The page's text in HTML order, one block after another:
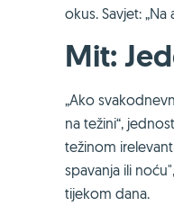
okus. Savjet:
Mit:
„Ako
na težini“,
težinom
spavanja ili
tijekom dana.